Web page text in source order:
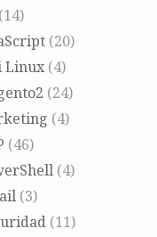
(20)
Linux(4)
(24)
(4)
(46)
(4)
(3)
(11)